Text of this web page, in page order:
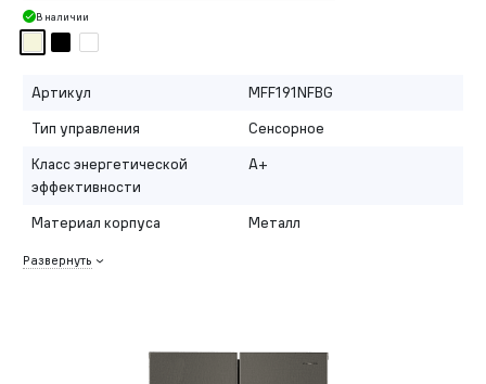
В наличии
Артикул
MFF191NFBG
Тип управления
Сенсорное
Класс энергетической
эффективности
A+
Материал корпуса Металл
Развернуть